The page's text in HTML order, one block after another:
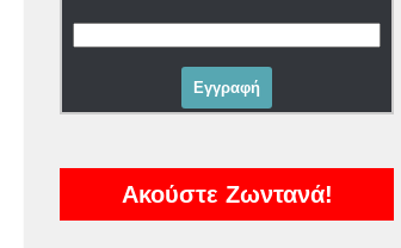
Ακούστε Ζωντανά!